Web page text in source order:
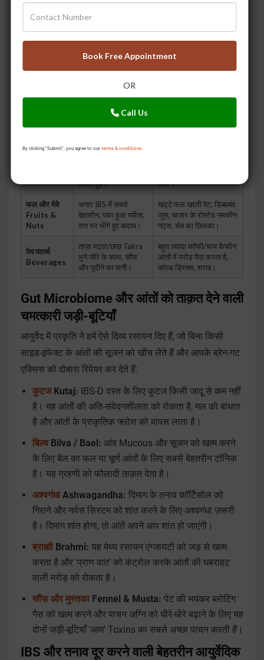
Book Free Appointment
OR
Call Us
By clicking "Submit", you agree to our terms & conditions.
शामिल करें।
सुपाच्य
क्या न खाएं ट्रिगर फूड्स -
माइक्रोबायोम बिगाड़ने वाले
खिचड़ी, दलिया, जई
Oats।
प्रोडक्ट्स।
उबली हुई।
छोले।
फल और मेवे
Fruits &
Nuts
अनार IBS में सबसे
बेहतरीन, पका हुआ पपीता,
रात भर भीगे हुए बादाम।
खट्टे फल खाली पेट, डिब्बाबंद
जूस, बाज़ार के रोस्टेड नमकीन
नट्स, सेब का छिलका।
पेय पदार्थ
Beverages
ताज़ा मट्ठा/छाछ Takra
भुने जीरे के साथ, सौंफ
और पुदीने का पानी।
बहुत ज़्यादा कॉफी/चाय कैफीन
आंतों में मरोड़ पैदा करता है,
कोल्ड ड्रिंक्स, शराब।
Gut Microbiome और आंतों को ताक़त देने वाली
चमत्कारी जड़ी-बूटियाँ
आयुर्वेद में प्रकृति ने हमें ऐसे दिव्य रसायन दिए हैं, जो बिना किसी
साइड-इफेक्ट के आंतों की सूजन को खींच लेते हैं और आपके ब्रेन-गट
एक्सिस को दोबारा रिपेयर कर देते हैं:
कुटजKutaj: IBS-D दस्त के लिए कुटज किसी जादू से कम नहीं
है। यह आंतों की अति-संवेदनशीलता को रोकता है, मल को बांधता
है और आंतों के प्राकृतिक फ्लोरा को वापस लाता है।
बिल्वBilva / Bael: आंव Mucous और सूजन को खत्म करने
के लिए बेल का फल या चूर्ण आंतों के लिए सबसे बेहतरीन टॉनिक
है। यह ग्रहणी को फौलादी ताक़त देता है।
अश्वगंधाAshwagandha: दिमाग के तनाव कॉर्टिसोल को
गिराने और नर्वस सिस्टम को शांत करने के लिए अश्वगंधा ज़रूरी
है। दिमाग शांत होगा, तो आंतें अपने आप शांत हो जाएंगी।
ब्राह्मीBrahmi: यह मेध्य रसायन एंग्जायटी को जड़ से खत्म
करता है और 'प्राण वात' को कंट्रोल करके आंतों की घबराहट
वाली मरोड़ को रोकता है।
सौंफ और मुस्तका Fennel & Musta: पेट की भयंकर ब्लोटिंग
गैस को खत्म करने और पाचन अग्नि को धीरे-धीरे बढ़ाने के लिए यह
दोनों जड़ी-बूटियाँ 'आम' Toxins का सबसे अच्छा पाचन करती हैं।
IBS और तनाव दूर करने वाली बेहतरीन आयुर्वेदिक